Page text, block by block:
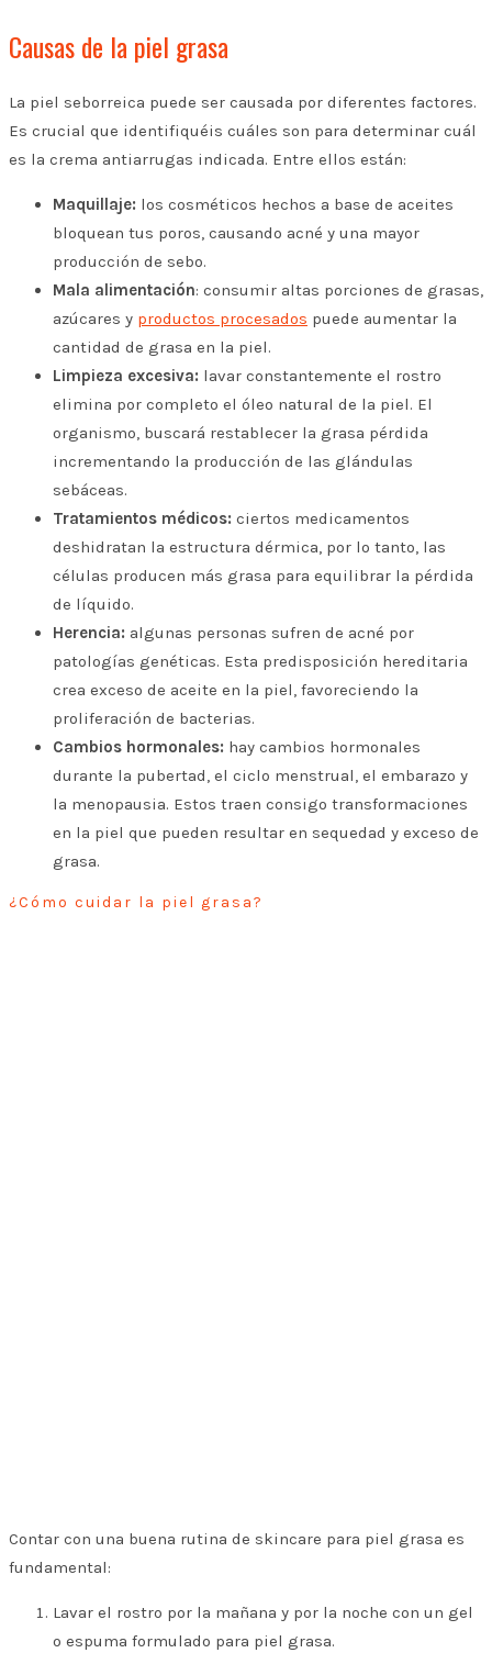
Causas de la piel grasa
La piel seborreica puede ser causada por diferentes factores.
Es crucial que identifiquéis cuáles son para determinar cuál
es la crema antiarrugas indicada. Entre ellos están:
Maquillaje: los cosméticos hechos a base de aceites
bloquean tus poros, causando acné y una mayor
producción de sebo.
Mala alimentación: consumir altas porciones de grasas,
azúcares y productos procesados puede aumentar la
cantidad de grasa en la piel.
Limpieza excesiva: lavar constantemente el rostro
elimina por completo el óleo natural de la piel. El
organismo, buscará restablecer la grasa pérdida
incrementando la producción de las glándulas
sebáceas.
Tratamientos médicos: ciertos medicamentos
deshidratan la estructura dérmica, por lo tanto, las
células producen más grasa para equilibrar la pérdida
de líquido.
Herencia: algunas personas sufren de acné por
patologías genéticas. Esta predisposición hereditaria
crea exceso de aceite en la piel, favoreciendo la
proliferación de bacterias.
Cambios hormonales: hay cambios hormonales
durante la pubertad, el ciclo menstrual, el embarazo y
la menopausia. Estos traen consigo transformaciones
en la piel que pueden resultar en sequedad y exceso de
grasa.
¿Cómo cuidar la piel grasa?
Contar con una buena rutina de skincare para piel grasa es
fundamental:
Lavar el rostro por la mañana y por la noche con un gel
o espuma formulado para piel grasa.